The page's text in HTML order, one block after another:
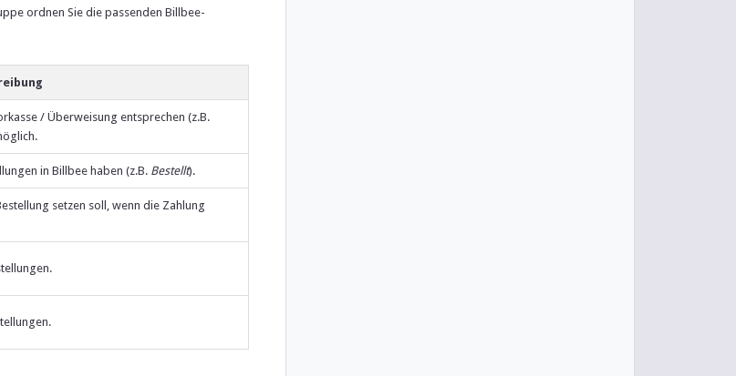
ordnen Sie die passenden Billbee-
/ Überweisung entsprechen (z.B.
in Billbee haben (z.B. Bestellt).
setzen soll, wenn die Zahlung